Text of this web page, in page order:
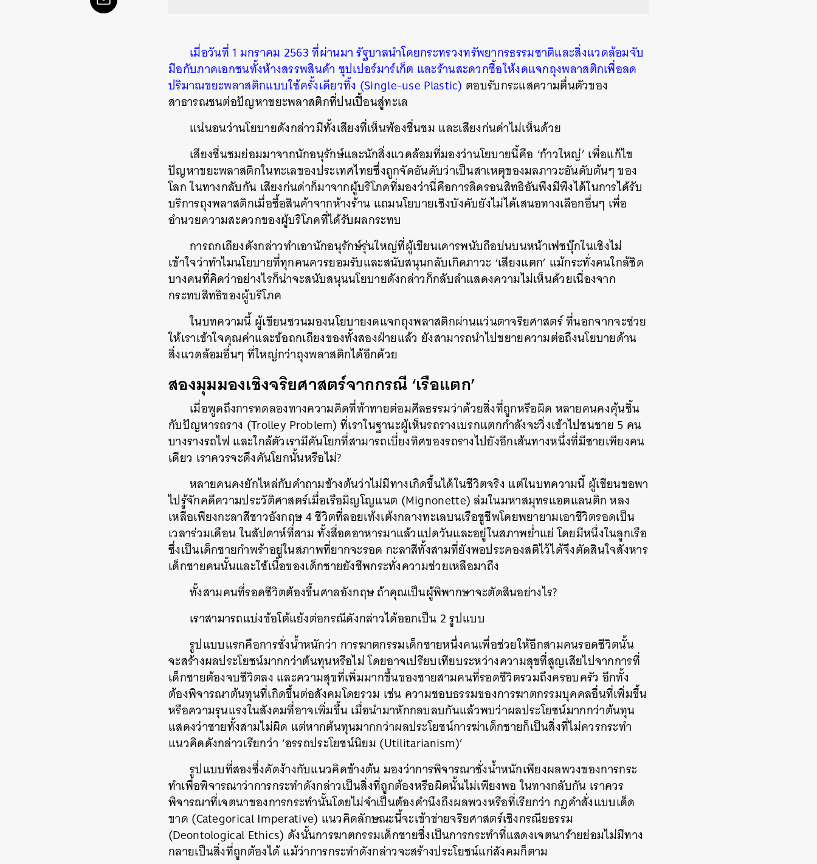
เมื่อวันที่1 มกราคม 2563ที่ผ่านมารัฐบาลนำโดยกระทรวงทรัพยากรธรรมชาติและสิ่งแวดล้อมจับ
มือกับภาคเอกชนทั้งห้างสรรพสินค้า ซุปเปอร์มาร์เก็ต และร้านสะดวกซื้อให้งดแจกถุงพลาสติกเพื่อลด
ปริมาณขยะพลาสติกแบบใช้ครั้งเดียวทิ้ง (Single-use Plastic) ตอบรับกระแสความตื่นตัวของ
สาธารณชนต่อปัญหาขยะพลาสติกที่ปนเปื้อนสู่ทะเล
แน่นอนว่านโยบายดังกล่าวมีทั้งเสียงที่เห็นพ้องชื่นชม และเสียงก่นด่าไม่เห็นด้วย
เสียงชื่นชมย่อมมาจากนักอนุรักษ์และนักสิ่งแวดล้อมที่มองว่านโยบายนี้คือ ‘ก้าวใหญ่’ เพื่อแก้ไข
ปัญหาขยะพลาสติกในทะเลของประเทศไทยซึ่งถูกจัดอันดับว่าเป็นสาเหตุของมลภาวะอันดับต้นๆของ
โลกในทางกลับกัน เสียงก่นด่าก็มาจากผู้บริโภคที่มองว่านี่คือการลิดรอนสิทธิอันพึงมีพึงได้ในการได้รับ
บริการถุงพลาสติกเมื่อซื้อสินค้าจากห้างร้าน แถมนโยบายเชิงบังคับยังไม่ได้เสนอทางเลือกอื่นๆ เพื่อ
อำนวยความสะดวกของผู้บริโภคที่ได้รับผลกระทบ
การถกเถียงดังกล่าวทำเอานักอนุรักษ์รุ่นใหญ่ที่ผู้เขียนเคารพนับถือบ่นบนหน้าเฟซบุ๊กในเชิงไม่
เข้าใจว่าทำไมนโยบายที่ทุกคนควรยอมรับและสนับสนุนกลับเกิดภาวะ ‘เสียงแตก’ แม้กระทั่งคนใกล้ชิด
บางคนที่คิดว่าอย่างไรก็น่าจะสนับสนุนนโยบายดังกล่าวก็กลับลำแสดงความไม่เห็นด้วยเนื่องจาก
กระทบสิทธิของผู้บริโภค
ในบทความนี้ ผู้เขียนชวนมองนโยบายงดแจกถุงพลาสติกผ่านแว่นตาจริยศาสตร์ที่นอกจากจะช่วย
ให้เราเข้าใจคุณค่าและข้อถกเถียงของทั้งสองฝ่ายแล้ว ยังสามารถนำไปขยายความต่อถึงนโยบายด้าน
สิ่งแวดล้อมอื่นๆ ที่ใหญ่กว่าถุงพลาสติกได้อีกด้วย
สองมุมมองเชิงจริยศาสตร์จากกรณี‘เรือแตก’
เมื่อพูดถึงการทดลองทางความคิดที่ท้าทายต่อมศีลธรรมว่าด้วยสิ่งที่ถูกหรือผิด หลายคนคงคุ้นชิ้น
กับปัญหารถราง (Trolley Problem)ที่เราในฐานะผู้เห็นรถรางเบรกแตกกำลังจะวิ่งเข้าไปชนชาย 5 คน
บางรางรถไฟ และใกล้ตัวเรามีคันโยกที่สามารถเบี่ยงทิศของรถรางไปยังอีกเส้นทางหนึ่งที่มีชายเพียงคน
เดียว เราควรจะดึงคันโยกนั้นหรือไม่?
หลายคนคงยักไหล่กับคำถามข้างต้นว่าไม่มีทางเกิดขึ้นได้ในชีวิตจริง แต่ในบทความนี้ ผู้เขียนขอพา
ไปรู้จักคดีความประวัติศาสตร์เมื่อเรือมิญโญแนต (Mignonette)ล่มในมหาสมุทรแอตแลนติกหลง
เหลือเพียงกะลาสีชาวอังกฤษ4ชีวิตที่ลอยเท้งเต้งกลางทะเลบนเรือชูชีพโดยพยายามเอาชีวิตรอดเป็น
เวลาร่วมเดือนในสัปดาห์ที่สามทั้งสี่อดอาหารมาแล้วแปดวันและอยู่ในสภาพย่ำแย่ โดยมีหนึ่งในลูกเรือ
ซึ่งเป็นเด็กชายกำพร้าอยู่ในสภาพที่ยากจะรอด กะลาสีทั้งสามที่ยังพอประคองสติไว้ได้จึงตัดสินใจสังหาร
เด็กชายคนนั้นและใช้เนื้อของเด็กชายยังชีพกระทั่งความช่วยเหลือมาถึง
ทั้งสามคนที่รอดชีวิตต้องขึ้นศาลอังกฤษถ้าคุณเป็นผู้พิพากษาจะตัดสินอย่างไร?
เราสามารถแบ่งข้อโต้แย้งต่อกรณีดังกล่าวได้ออกเป็น 2รูปแบบ
รูปแบบแรกคือการชั่งน้ำหนักว่า การฆาตกรรมเด็กชายหนึ่งคนเพื่อช่วยให้อีกสามคนรอดชีวิตนั้น
จะสร้างผลประโยชน์มากกว่าต้นทุนหรือไม่โดยอาจเปรียบเทียบระหว่างความสุขที่สูญเสียไปจากการที่
เด็กชายต้องจบชีวิตลง และความสุขที่เพิ่มมากขึ้นของชายสามคนที่รอดชีวิตรวมถึงครอบครัว อีกทั้ง
ต้องพิจารณาต้นทุนที่เกิดขึ้นต่อสังคมโดยรวม เช่น ความชอบธรรมของการฆาตกรรมบุคคลอื่นที่เพิ่มขึ้น
หรือความรุนแรงในสังคมที่อาจเพิ่มขึ้นเมื่อนำมาหักกลบลบกันแล้วพบว่าผลประโยชน์มากกว่าต้นทุน
แสดงว่าชายทั้งสามไม่ผิด แต่หากต้นทุนมากกว่าผลประโยชน์การฆ่าเด็กชายก็เป็นสิ่งที่ไม่ควรกระทำ
แนวคิดดังกล่าวเรียกว่า ‘อรรถประโยชน์นิยม (Utilitarianism)’
รูปแบบที่สองซึ่งคัดง้างกับแนวคิดข้างต้นมองว่าการพิจารณาชั่งน้ำหนักเพียงผลพวงของการกระ
ทำเพื่อพิจารณาว่าการกระทำดังกล่าวเป็นสิ่งที่ถูกต้องหรือผิดนั้นไม่เพียงพอ ในทางกลับกัน เราควร
พิจารณาที่เจตนาของการกระทำนั้นโดยไม่จำเป็นต้องคำนึงถึงผลพวงหรือที่เรียกว่า กฎคำสั่งแบบเด็ด
ขาด (Categorical Imperative) แนวคิดลักษณะนี้จะเข้าข่ายจริยศาสตร์เชิงกรณียธรรม
(Deontological Ethics) ดังนั้นการฆาตกรรมเด็กชายซึ่งเป็นการกระทำที่แสดงเจตนาร้ายย่อมไม่มีทาง
กลายเป็นสิ่งที่ถูกต้องได้แม้ว่าการกระทำดังกล่าวจะสร้างประโยชน์แก่สังคมก็ตาม
ค้นหา
SHARE TWEET LINE EMAIL